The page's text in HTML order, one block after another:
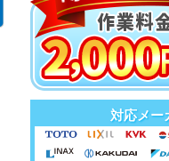
対応メー